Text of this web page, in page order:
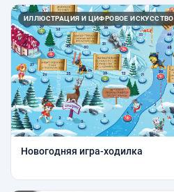
ИЛЛЮСТРАЦИЯ И ЦИФРОВОЕ ИСКУССТВО
Новогодняя игра-ходилка